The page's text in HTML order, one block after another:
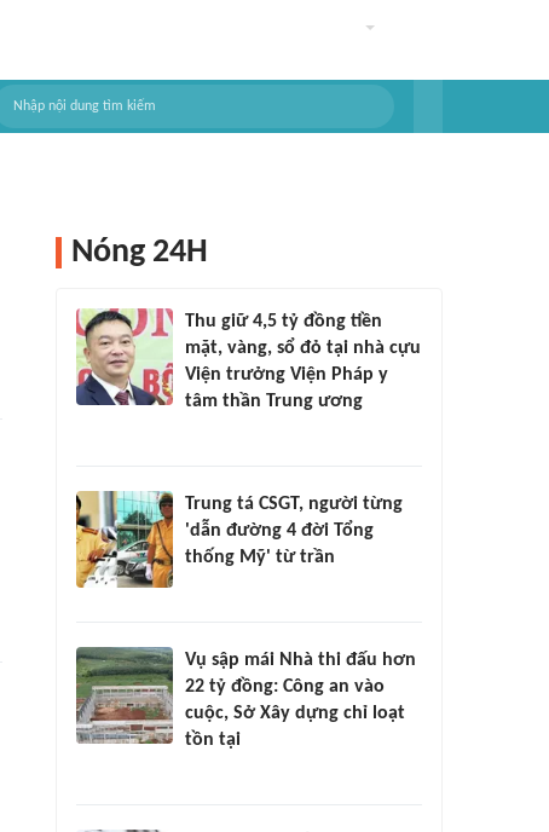
Nóng 24H
Thu giữ 4,5 tỷ đồng tiền
mặt, vàng, sổ đỏ tại nhà cựu
Viện trưởng Viện Pháp y
tâm thần Trung ương
Trung tá CSGT, người từng
'dẫn đường 4 đời Tổng
thống Mỹ' từ trần
Vụ sập mái Nhà thi đấu hơn
22 tỷ đồng: Công an vào
cuộc, Sở Xây dựng chỉ loạt
tồn tại